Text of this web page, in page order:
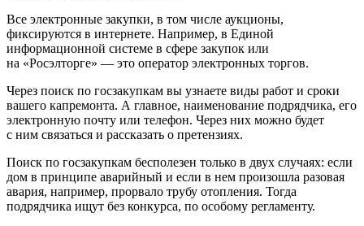
Все электронные закупки, в том числе аукционы,
фиксируются в интернете. Например, в Единой
информационной системе в сфере закупок или
на «Росэлторге» — это оператор электронных торгов.
Через поиск по госзакупкам вы узнаете виды работ и сроки
вашего капремонта. А главное, наименование подрядчика, его
электронную почту или телефон. Через них можно будет
с ним связаться и рассказать о претензиях.
Поиск по госзакупкам бесполезен только в двух случаях: если
дом в принципе аварийный и если в нем произошла разовая
авария, например, прорвало трубу отопления. Тогда
подрядчика ищут без конкурса, по особому регламенту.